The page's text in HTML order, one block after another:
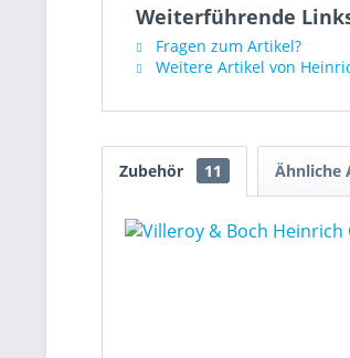
Weiterführende
Fragen zum Artikel?
Weitere Artikel von
Zubehör 11 Ähnliche